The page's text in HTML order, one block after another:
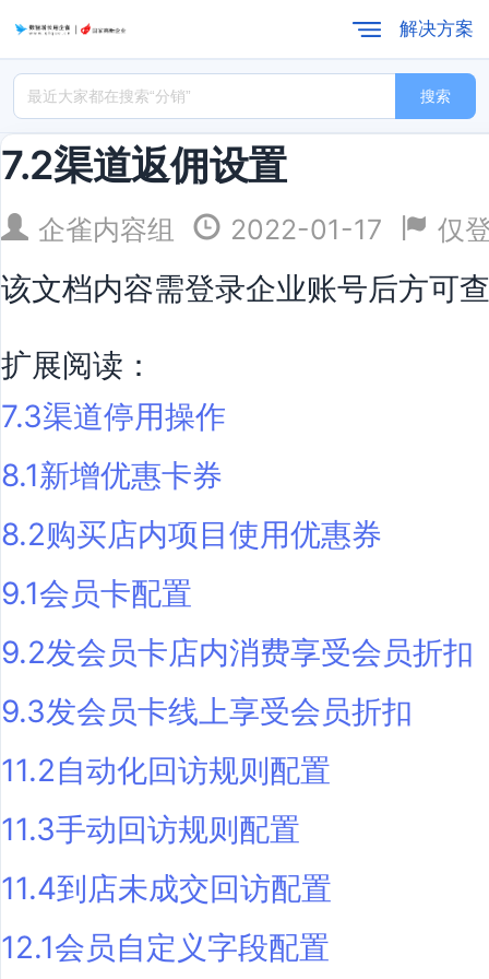
解决方案
搜索
7.2渠道返佣设置
企雀内容组 2022-01-17 仅
该文档内容需登录企业账号后方可
扩展阅读：
7.3渠道停用操作
8.1新增优惠卡券
8.2购买店内项目使用优惠券
9.1会员卡配置
9.2发会员卡店内消费享受会员折扣
9.3发会员卡线上享受会员折扣
11.2自动化回访规则配置
11.3手动回访规则配置
11.4到店未成交回访配置
12.1会员自定义字段配置